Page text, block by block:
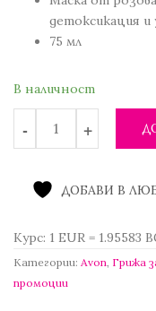
/
детоксикация и
75 мл
В наличност
ДОБАВИ В
Курс: 1 EUR = 1.95583
Категории: Avon Грижа
промоции